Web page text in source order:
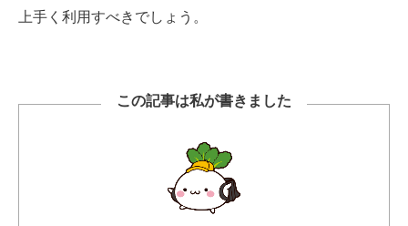
上手く利用すべきでしょう。